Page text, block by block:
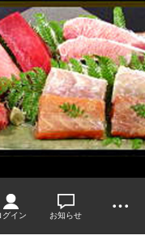
グイン お知らせ